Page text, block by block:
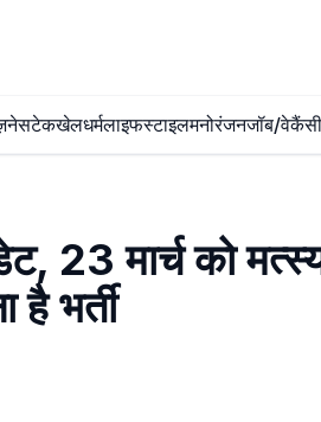
टेकखेलधर्मलाइफस्टाइलमनोरंजनजॉब/वेकैंसी
मार्च को मत्स्य
है भर्ती